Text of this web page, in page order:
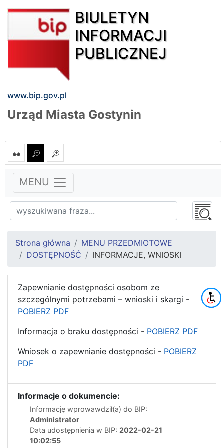
BIULETYN
INFORMACJI
PUBLICZNEJ
www.bip.gov.pl
Urząd Miasta Gostynin
MENU
Strona główna
MENU PRZEDMIOTOWE
DOSTĘPNOŚĆ
INFORMACJE, WNIOSKI
Zapewnianie dostępności osobom ze
szczególnymi potrzebami – wnioski i skargi -
POBIERZ PDF
Informacja o braku dostępności - POBIERZ PDF
Wniosek o zapewnianie dostępności - POBIERZ
PDF
Informacje o dokumencie:
Informację wprowawdził(a) do BIP:
Administrator
Data udostępnienia w BIP: 2022-02-21
10:02:55